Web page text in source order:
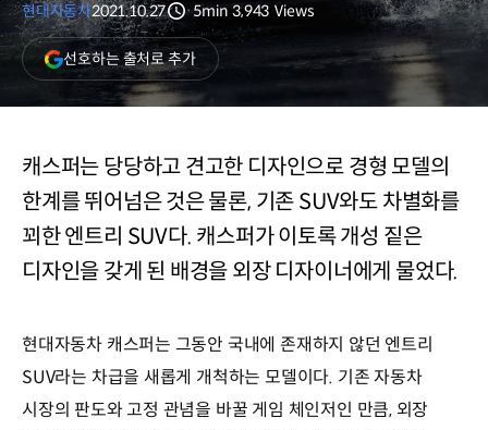
현대자동차2021.10.27
분량
5min
조회수
3,943 Views
선호하는 출처로 추가(새
창
열림)
캐스퍼는 당당하고 견고한 디자인으로 경형 모델의
한계를 뛰어넘은 것은 물론, 기존 SUV와도 차별화를
꾀한 엔트리 SUV다. 캐스퍼가 이토록 개성 짙은
디자인을 갖게 된 배경을 외장 디자이너에게 물었다.
현대자동차 캐스퍼는 그동안 국내에 존재하지 않던 엔트리
SUV라는 차급을 새롭게 개척하는 모델이다. 기존 자동차
시장의 판도와 고정 관념을 바꿀 게임 체인저인 만큼, 외장